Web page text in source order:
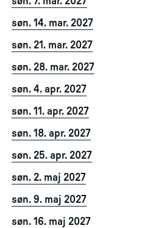
søn. 14. mar. 2027
søn. 21. mar. 2027
søn. 28. mar. 2027
søn. 4. apr. 2027
søn. 11. apr. 2027
søn. 18. apr. 2027
søn. 25. apr. 2027
søn. 2. maj 2027
søn. 9. maj 2027
søn. 16. maj 2027